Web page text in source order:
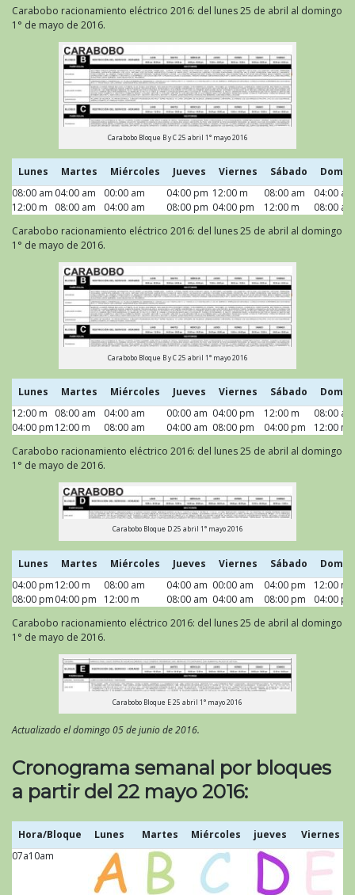
Carabobo racionamiento eléctrico 2016: del lunes 25 de abril al domingo
1° de mayo de 2016.
Carabobo Bloque B y C 25 abril 1° mayo 2016
Lunes Martes Miércoles Jueves Viernes Sábado
Lunes
Martes Miércoles Jueves Viernes Sábado
08:00 am
12:00 m
04:00 am
08:00 am
00:00 am
04:00 am
04:00 pm
08:00 pm
12:00 m
04:00 pm
08:00 am
12:00 m
04:00 am
08:00 am
Carabobo racionamiento eléctrico 2016: del lunes 25 de abril al domingo
1° de mayo de 2016.
Carabobo Bloque B y C 25 abril 1° mayo 2016
Lunes Martes Miércoles Jueves Viernes Sábado
Lunes
Martes Miércoles Jueves Viernes Sábado
12:00 m
04:00 pm
08:00 am
12:00 m
04:00 am
08:00 am
00:00 am
04:00 am
04:00 pm
08:00 pm
12:00 m
04:00 pm
08:00 am
12:00 m
Carabobo racionamiento eléctrico 2016: del lunes 25 de abril al domingo
1° de mayo de 2016.
Carabobo Bloque D 25 abril 1° mayo 2016
Lunes Martes Miércoles Jueves Viernes Sábado
Lunes
Martes Miércoles Jueves Viernes Sábado
04:00 pm
08:00 pm
12:00 m
04:00 pm
08:00 am
12:00 m
04:00 am
08:00 am
00:00 am
04:00 am
04:00 pm
08:00 pm
12:00 m
04:00 pm
Carabobo racionamiento eléctrico 2016: del lunes 25 de abril al domingo
1° de mayo de 2016.
Carabobo Bloque E 25 abril 1° mayo 2016
Actualizado el domingo 05 de junio de 2016.
Cronograma semanal por bloques
a partir del 22 mayo 2016:
Hora/Bloque Lunes Martes Miércoles jueves Viernes
Hora/Bloque
Lunes Martes Miércoles jueves Viernes
07a10am